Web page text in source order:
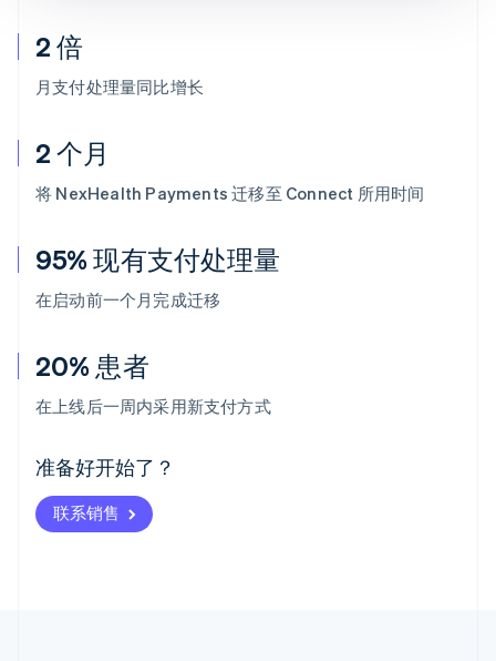
2 倍
月支付处理量同比增长
2 个月
将 NexHealth Payments 迁移至 Connect 所用时间
95% 现有支付处理量
在启动前一个月完成迁移
20% 患者
在上线后一周内采用新支付方式
准备好开始了？
联系销售
阿联酋
爱尔兰
爱沙尼亚
English
奥地利
Deutsch English